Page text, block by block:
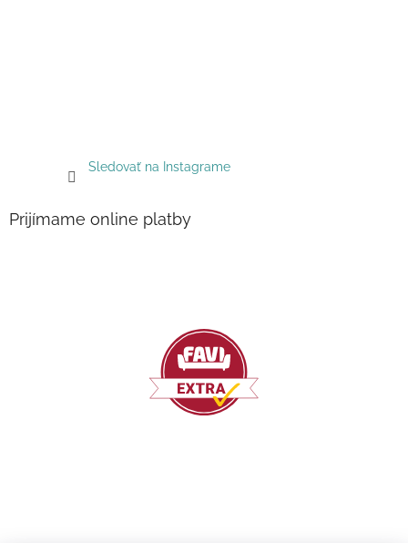
Sledovať na Instagrame
Prijímame online platby